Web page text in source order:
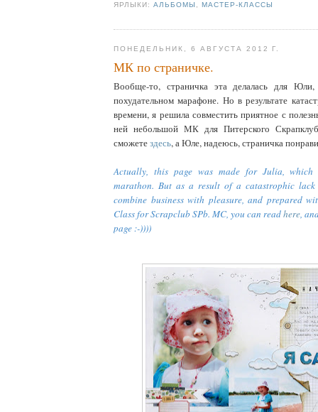
ЯРЛЫКИ:АЛЬБОМЫ ,МАСТЕР-КЛАССЫ
ПОНЕДЕЛЬНИК, 6 АВГУСТА 2012 Г.
МК по страничке.
Вообще-то, страничка эта делалась для
похудательном марафоне. Но в результате
времени, я решила совместить приятное с
ней небольшой МК для Питерского
сможетездесь, а Юле, надеюсь, страничка
Actually, this page was made for Julia,
marathon. But as a result of a catastrophic
combine business with pleasure, and prepared
Class for Scrapclub SPb. MC, you can readhere,
page :-))))